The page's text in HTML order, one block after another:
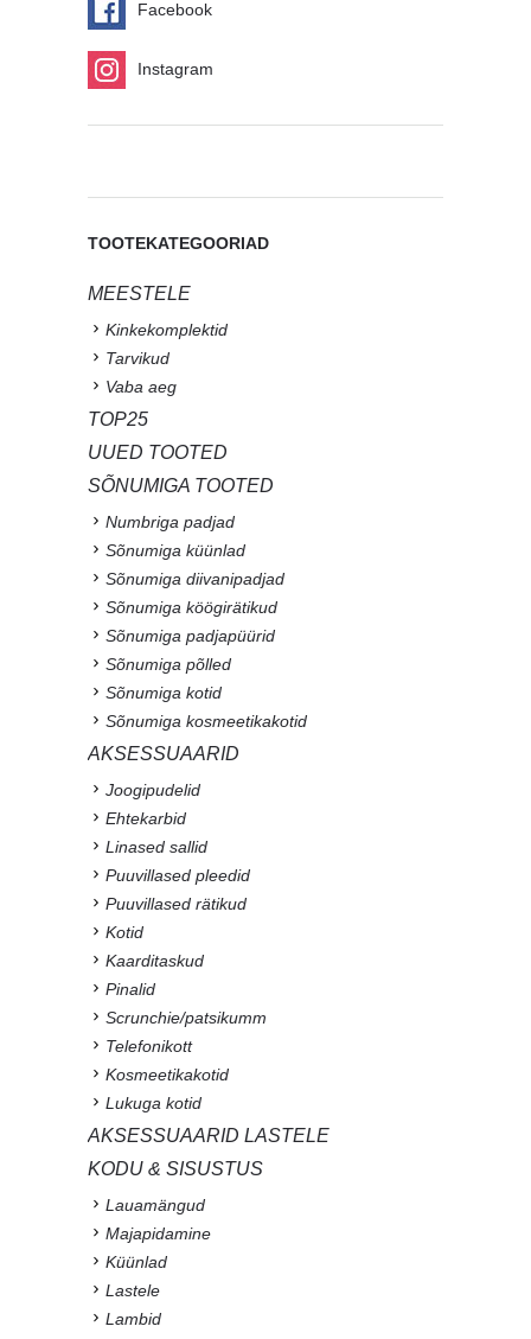
Facebook
Instagram
TOOTEKATEGOORIAD
MEESTELE
Kinkekomplektid
Tarvikud
Vaba aeg
TOP25
UUED TOOTED
SÕNUMIGA TOOTED
Numbriga padjad
Sõnumiga küünlad
Sõnumiga diivanipadjad
Sõnumiga köögirätikud
Sõnumiga padjapüürid
Sõnumiga põlled
Sõnumiga kotid
Sõnumiga kosmeetikakotid
AKSESSUAARID
Joogipudelid
Ehtekarbid
Linased sallid
Puuvillased pleedid
Puuvillased rätikud
Kotid
Kaarditaskud
Pinalid
Scrunchie/patsikumm
Telefonikott
Kosmeetikakotid
Lukuga kotid
AKSESSUAARID LASTELE
KODU & SISUSTUS
Lauamängud
Majapidamine
Küünlad
Lastele
Lambid